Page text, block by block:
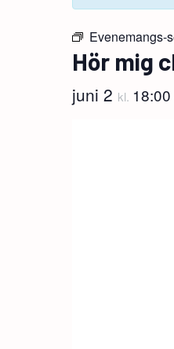
Evenemangs-
Hör mig
juni 2 kl. 18:00